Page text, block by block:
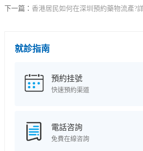
下一篇： 香港居民如何在深圳預約藥物流產?
就診指南
預約挂號
快速預約渠道
電話咨詢
免費在線咨詢